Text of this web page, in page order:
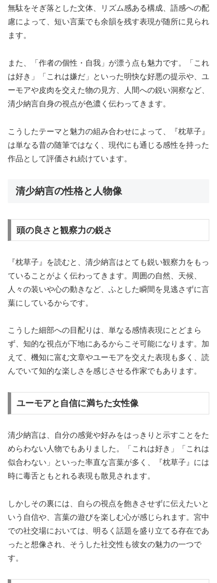
無駄をそぎ落とした文体、リズム感ある構成、語感への配
慮によって、短い言葉でも余韻を残す表現が随所に見られ
ます。
また、「作者の個性・自我」が漂う点も魅力です。「これ
は好き」「これは嫌だ」といった明快な好悪の提示や、ユ
ーモアや皮肉を交えた物の見方、人間への鋭い洞察など、
清少納言自身の視点が色濃く伝わってきます。
こうしたテーマと魅力の組み合わせによって、『枕草子』
は単なる昔の随筆ではなく、現代にも通じる感性を持った
作品として評価され続けています。
清少納言の性格と人物像
頭の良さと観察力の鋭さ
『枕草子』を読むと、清少納言はとても鋭い観察力をもっ
ていることがよく伝わってきます。周囲の自然、天候、
人々の装いや心の動きなど、ふとした瞬間を見逃さずに言
葉にしているからです。
こうした細部への目配りは、単なる感情表現にとどまら
ず、知的な視点が下地にあるからこそ可能になります。加
えて、機知に富む文章やユーモアを交えた表現も多く、読
んでいて知的な楽しさを感じさせる作家でもあります。
ユーモアと自信に満ちた女性像
清少納言は、自分の感覚や好みをはっきりと示すことをた
めらわない人物でもありました。「これは好き」「これは
似合わない」といった率直な言葉が多く、『枕草子』には
時に毒舌ともとれる表現も散見されます。
しかしその裏には、自らの視点を飽きさせずに伝えたいと
いう自信や、言葉の遊びを楽しむ心が感じられます。宮中
での社交場においては、明るく話題を盛り立てる存在であ
ったと想像され、そうした社交性も彼女の魅力の一つで
す。